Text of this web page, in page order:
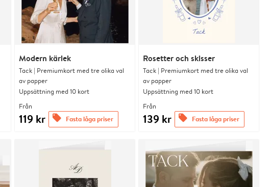
Modern kärlek
Tack | Premiumkort med tre olika val
av papper
Uppsättning med 10 kort
Från
119 kr offers Fasta låga priser
Rosetter och skisser
Tack | Premiumkort med tre olika val
av papper
Uppsättning med 10 kort
Från
139 kr offers Fasta låga priser